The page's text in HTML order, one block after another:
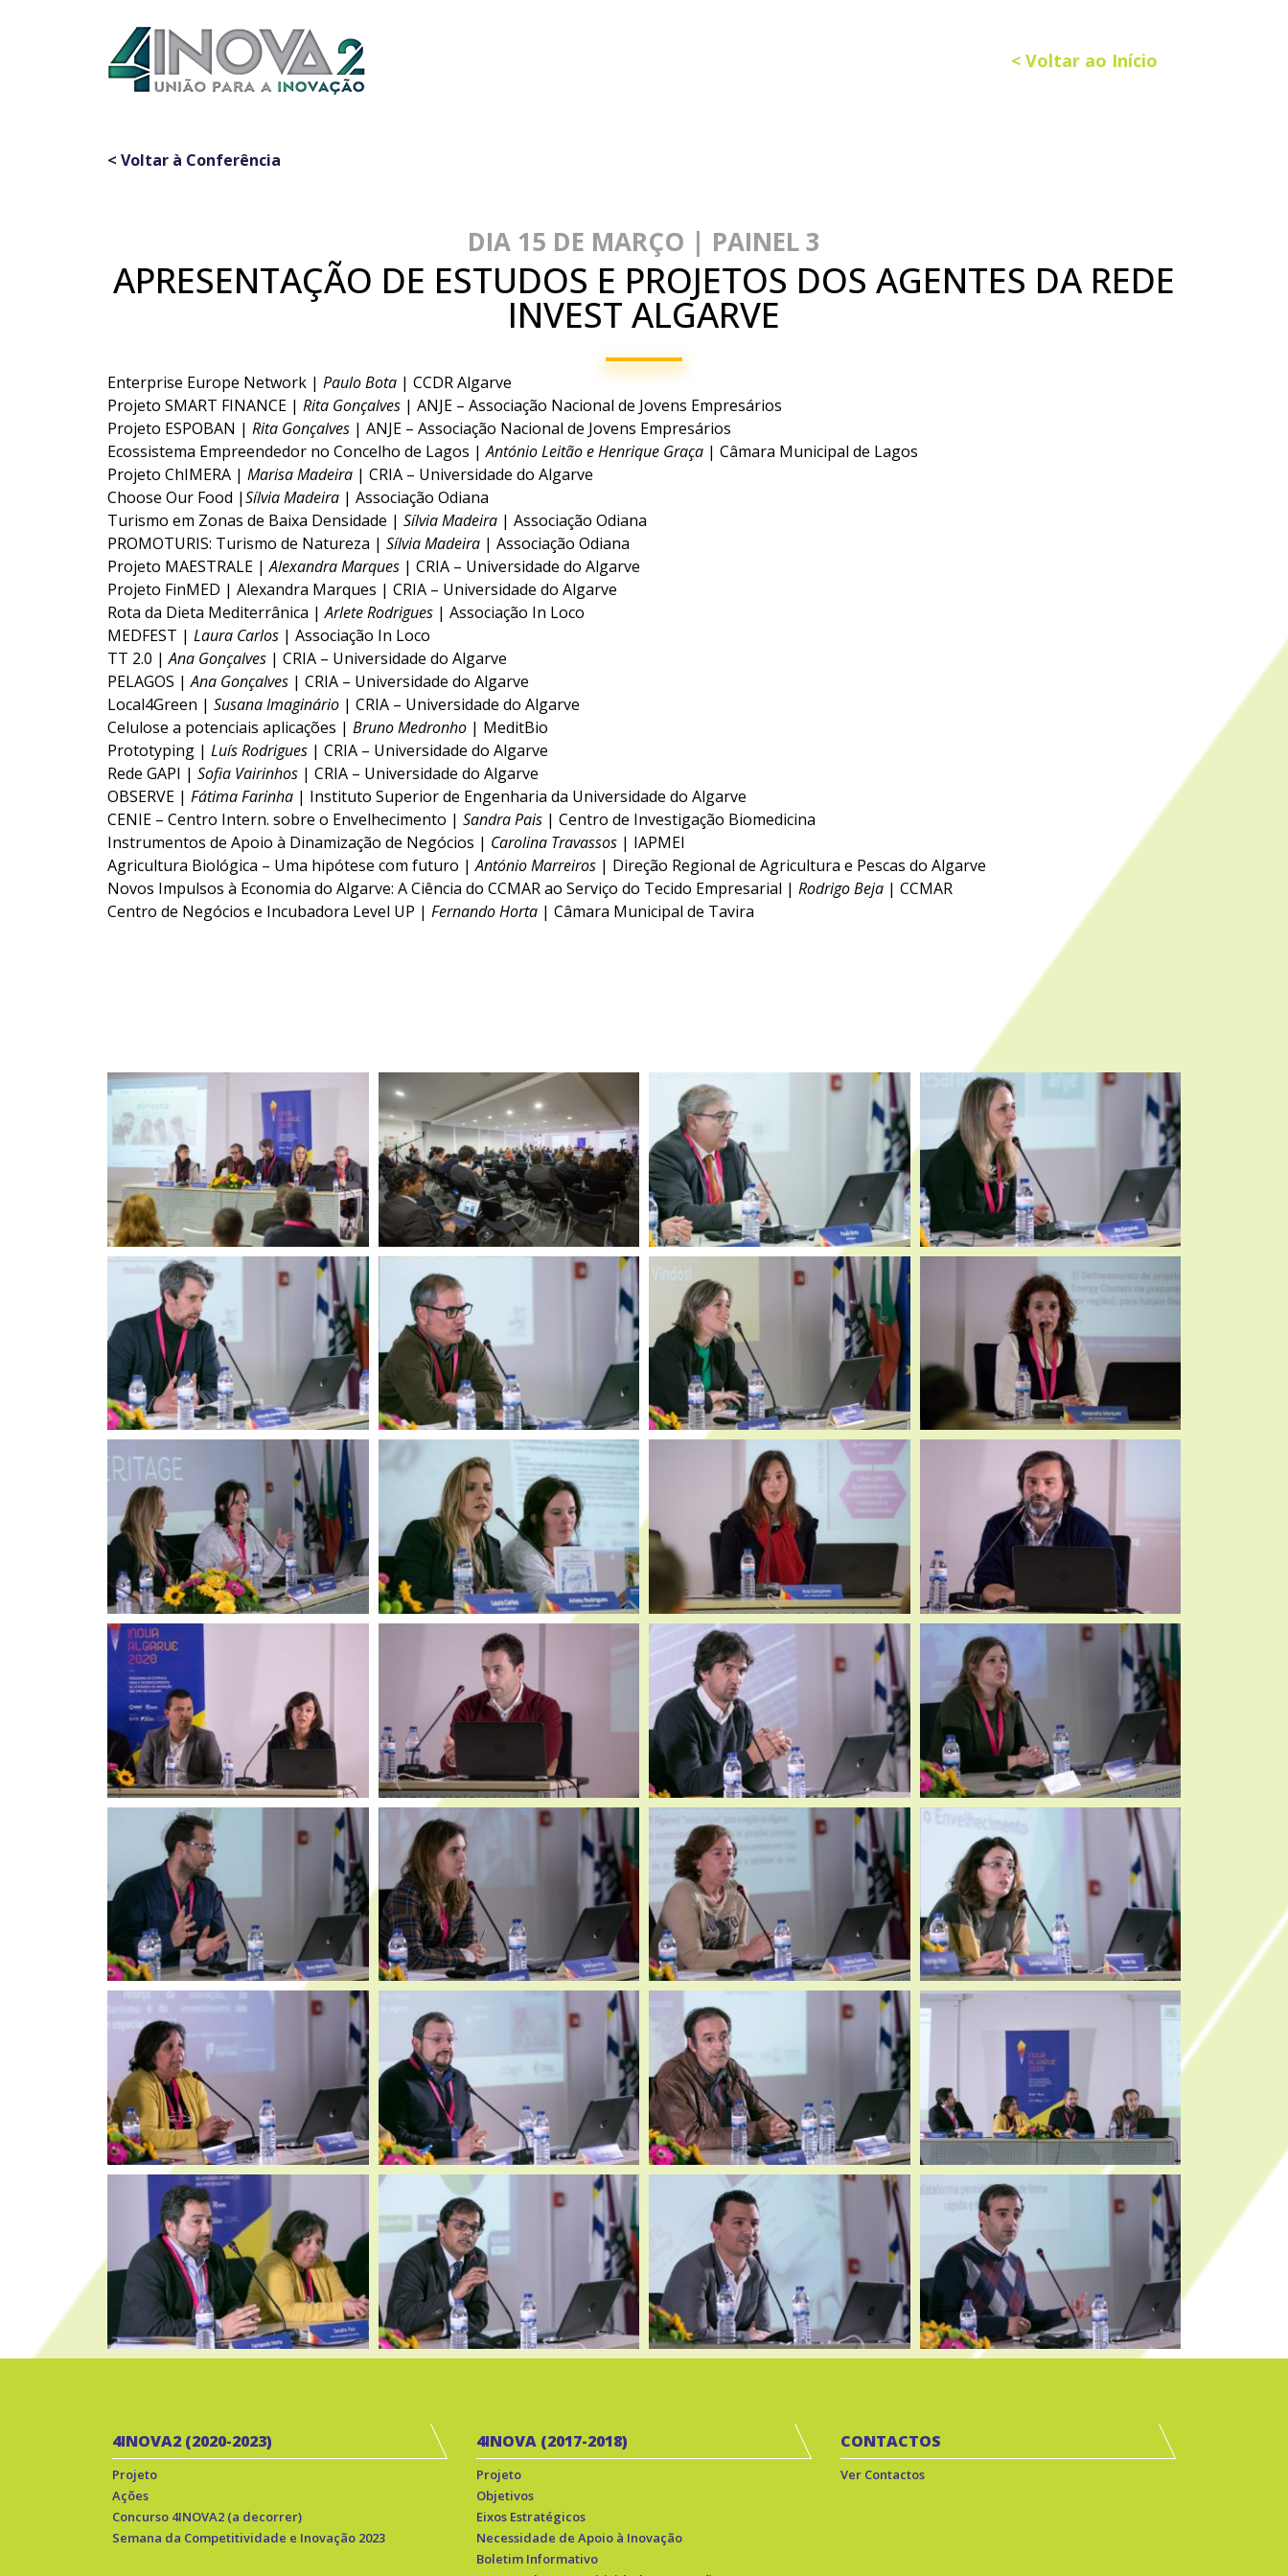
< Voltar ao Início
< Voltar à Conferência
DIA 15 DE MARÇO | PAINEL 3
APRESENTAÇÃO DE ESTUDOS E PROJETOS DOS AGENTES DA REDE
INVEST ALGARVE
Enterprise Europe Network | Paulo Bota | CCDR Algarve
Projeto SMART FINANCE | Rita Gonçalves | ANJE – Associação Nacional de Jovens Empresários
Projeto ESPOBAN | Rita Gonçalves | ANJE – Associação Nacional de Jovens Empresários
Ecossistema Empreendedor no Concelho de Lagos |António Leitão e Henrique Graça | Câmara Municipal de Lagos
Projeto ChIMERA | Marisa Madeira | CRIA – Universidade do Algarve
Choose Our Food |Sílvia Madeira | Associação Odiana
Turismo em Zonas de Baixa Densidade | Sílvia Madeira | Associação Odiana
PROMOTURIS: Turismo de Natureza | Sílvia Madeira | Associação Odiana
Projeto MAESTRALE |Alexandra Marques | CRIA – Universidade do Algarve
Projeto FinMED | Alexandra Marques | CRIA – Universidade do Algarve
Rota da Dieta Mediterrânica |Arlete Rodrigues | Associação In Loco
MEDFEST | Laura Carlos | Associação In Loco
TT 2.0 |Ana Gonçalves | CRIA – Universidade do Algarve
PELAGOS |Ana Gonçalves | CRIA – Universidade do Algarve
Local4Green | Susana Imaginário | CRIA – Universidade do Algarve
Celulose a potenciais aplicações | Bruno Medronho | MeditBio
Prototyping | Luís Rodrigues | CRIA – Universidade do Algarve
Rede GAPI | Sofia Vairinhos | CRIA – Universidade do Algarve
OBSERVE | Fátima Farinha | Instituto Superior de Engenharia da Universidade do Algarve
CENIE – Centro Intern. sobre o Envelhecimento | Sandra Pais | Centro de Investigação Biomedicina
Instrumentos de Apoio à Dinamização de Negócios | Carolina Travassos | IAPMEI
Agricultura Biológica – Uma hipótese com futuro |António Marreiros | Direção Regional de Agricultura e Pescas do Algarve
Novos Impulsos à Economia do Algarve: A Ciência do CCMAR ao Serviço do Tecido Empresarial | Rodrigo Beja | CCMAR
Centro de Negócios e Incubadora Level UP | Fernando Horta | Câmara Municipal de Tavira
4INOVA2 (2020-2023)
Projeto
Ações
Concurso 4INOVA2 (a decorrer)
Semana da Competitividade e Inovação 2023
4INOVA (2017-2018)
Projeto
Objetivos
Eixos Estratégicos
Necessidade de Apoio à Inovação
Boletim Informativo
CONTACTOS
Ver Contactos